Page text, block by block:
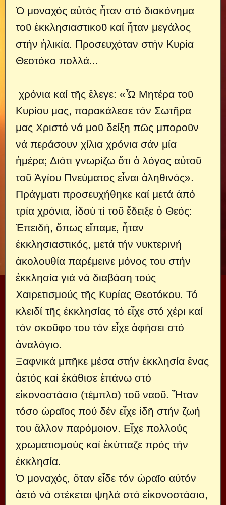
Ὁ μοναχός αὐτός ἦταν στό διακόνημα
τοῦ ἐκκλησιαστικοῦ καί ἦταν μεγάλος
στήν ἡλικία. Προσευχόταν στήν Κυρία
Θεοτόκο πολλά...
χρόνια καί τῆς ἔλεγε: «Ὦ Μητέρα τοῦ
Κυρίου μας, παρακάλεσε τόν Σωτῆρα
μας Χριστό νά μοῦ δείξη πῶς μποροῦν
νά περάσουν χίλια χρόνια σάν μία
ἡμέρα; Διότι γνωρίζω ὅτι ὁ λόγος αὐτοῦ
τοῦ Ἁγίου Πνεύματος εἶναι ἀληθινός».
Πράγματι προσευχήθηκε καί μετά ἀπό
τρία χρόνια, ἰδού τί τοῦ ἔδειξε ὁ Θεός:
Ἐπειδή, ὅπως εἴπαμε, ἦταν
ἐκκλησιαστικός, μετά τήν νυκτερινή
ἀκολουθία παρέμεινε μόνος του στήν
ἐκκλησία γιά νά διαβάση τούς
Χαιρετισμούς τῆς Κυρίας Θεοτόκου. Τό
κλειδί τῆς ἐκκλησίας τό εἶχε στό χέρι καί
τόν σκοῦφο του τόν εἶχε ἀφήσει στό
ἀναλόγιο.
Ξαφνικά μπῆκε μέσα στήν ἐκκλησία ἕνας
ἀετός καί ἐκάθισε ἐπάνω στό
εἰκονοστάσιο (τέμπλο) τοῦ ναοῦ. Ἦταν
τόσο ὡραῖος πού δέν εἶχε ἰδῆ στήν ζωή
του ἄλλον παρόμοιον. Εἶχε πολλούς
χρωματισμούς καί ἐκύτταζε πρός τήν
ἐκκλησία.
Ὁ μοναχός, ὅταν εἶδε τόν ὡραῖο αὐτόν
ἀετό νά στέκεται ψηλά στό εἰκονοστάσιο,